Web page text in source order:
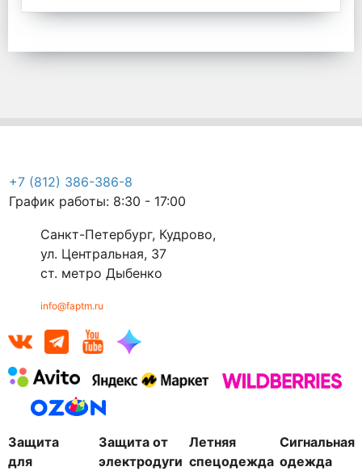
+7 (812) 386-386-8
График работы: 8:30 - 17:00
Санкт-Петербург, Кудрово,
ул. Центральная, 37
ст. метро Дыбенко
info@faptm.ru
Защита
для
Защита от
электродуги
Летняя
спецодежда
Сигнальная
одежда